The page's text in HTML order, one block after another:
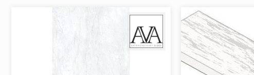
Срок предоставления кредита от 3 до 36 месяцев Срок
Достаточно только паспорта